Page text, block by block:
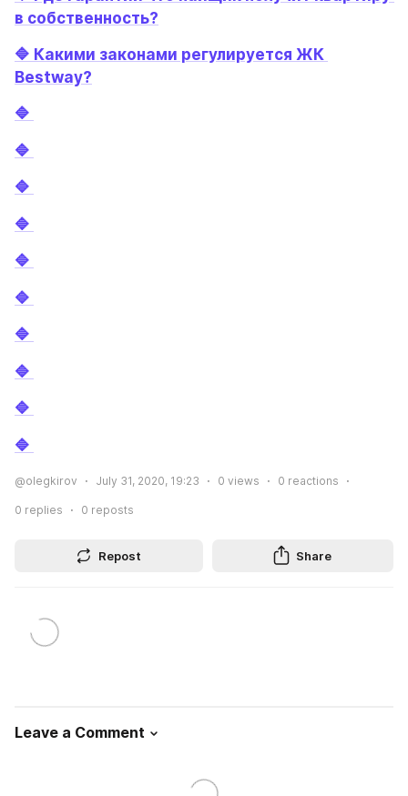
в собственность?
🔷 Какими законами регулируется ЖК
Bestway?
🔷
🔷
🔷
🔷
🔷
🔷
🔷
🔷
🔷
🔷
@olegkirov July 31, 2020, 19:23 0 views 0 reactions
0 replies 0 reposts
Repost Share
Leave a Comment